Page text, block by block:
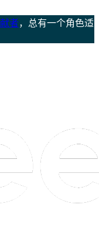
者，总有一个角色适